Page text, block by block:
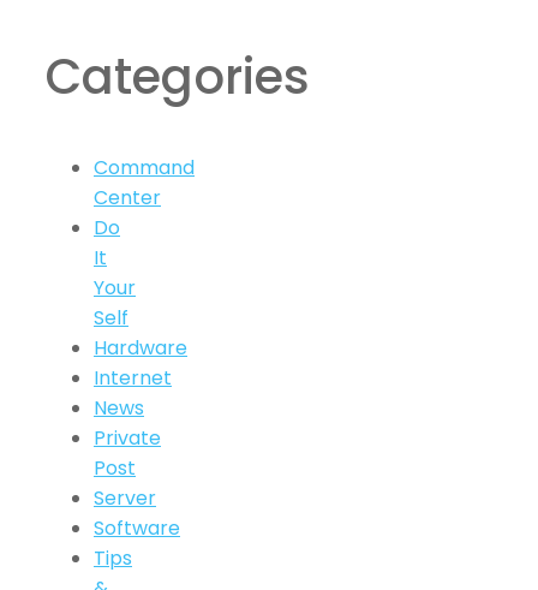
Categories
Command
Center
Do
It
Your
Self
Hardware
Internet
News
Private
Post
Server
Software
Tips